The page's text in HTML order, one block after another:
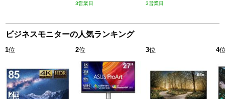
3営業日 3営業日
ビジネスモニターの人気ランキング
1位 2位 3位 4